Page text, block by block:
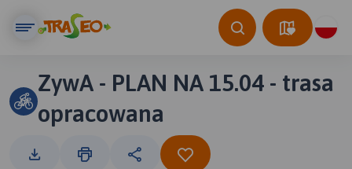
ZywA - PLAN NA 15.04 - trasa
opracowana